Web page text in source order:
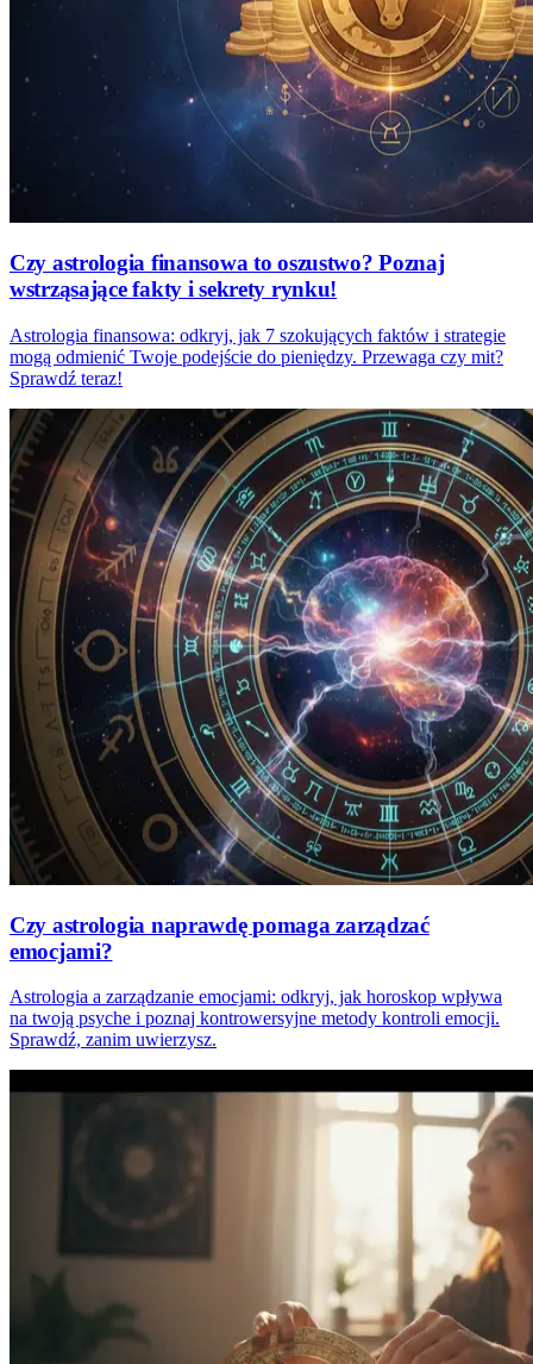
Czy astrologia finansowa to oszustwo? Poznaj
wstrząsające fakty i sekrety rynku!
Astrologia finansowa: odkryj, jak 7 szokujących faktów i strategie
mogą odmienić Twoje podejście do pieniędzy. Przewaga czy mit?
Sprawdź teraz!
Czy astrologia naprawdę pomaga zarządzać
emocjami?
Astrologia a zarządzanie emocjami: odkryj, jak horoskop wpływa
na twoją psyche i poznaj kontrowersyjne metody kontroli emocji.
Sprawdź, zanim uwierzysz.